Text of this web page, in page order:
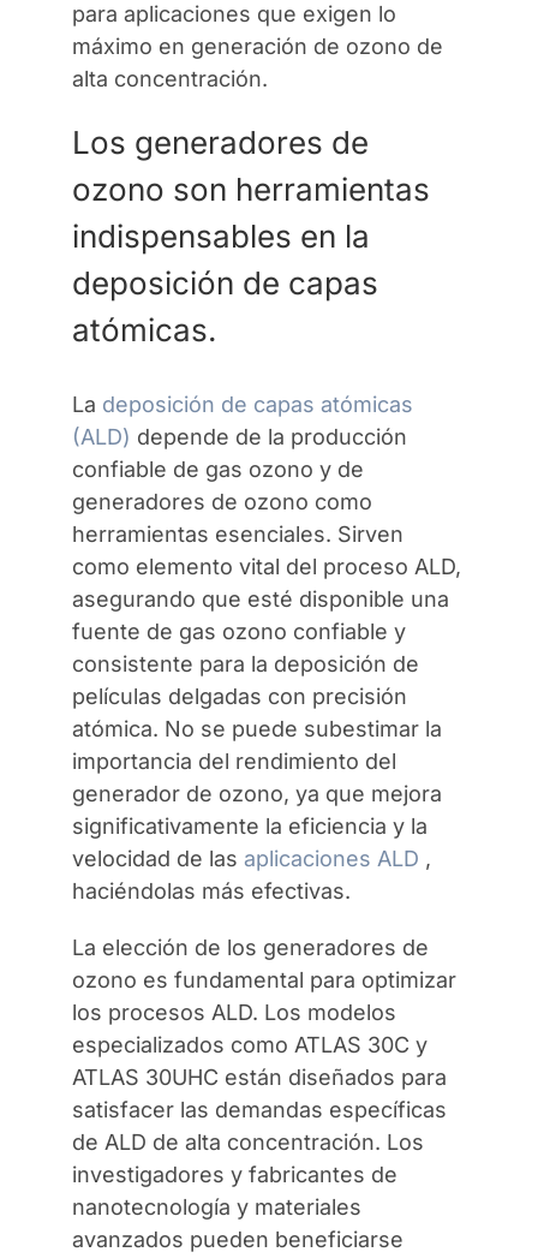
para aplicaciones que exigen lo
máximo en generación de ozono de
alta concentración.
Los generadores de
ozono son herramientas
indispensables en la
deposición de capas
atómicas.
La deposición de capas atómicas
(ALD) depende de la producción
confiable de gas ozono y de
generadores de ozono como
herramientas esenciales. Sirven
como elemento vital del proceso ALD,
asegurando que esté disponible una
fuente de gas ozono confiable y
consistente para la deposición de
películas delgadas con precisión
atómica. No se puede subestimar la
importancia del rendimiento del
generador de ozono, ya que mejora
significativamente la eficiencia y la
velocidad de las aplicaciones ALD ,
haciéndolas más efectivas.
La elección de los generadores de
ozono es fundamental para optimizar
los procesos ALD. Los modelos
especializados como ATLAS 30C y
ATLAS 30UHC están diseñados para
satisfacer las demandas específicas
de ALD de alta concentración. Los
investigadores y fabricantes de
nanotecnología y materiales
avanzados pueden beneficiarse